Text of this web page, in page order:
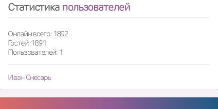
Статистика пользователей
Онлайн всего: 1892
Гостей: 1891
Пользователей: 1
Иван Снесарь